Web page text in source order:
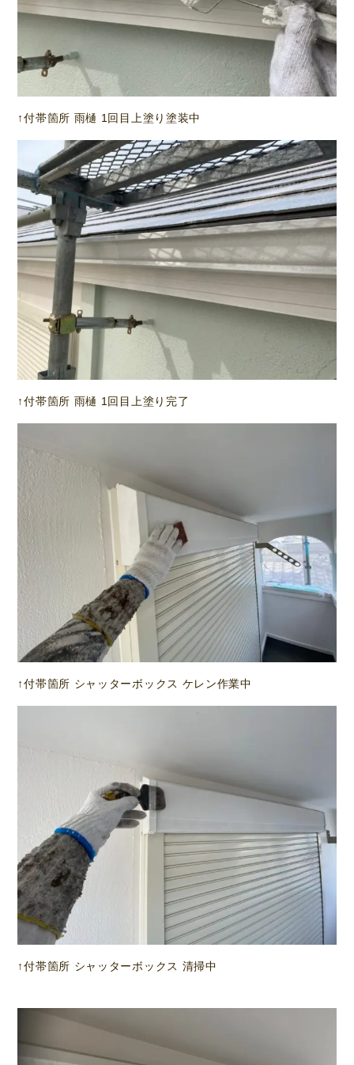
↑付帯箇所 雨樋 1回目上塗り塗装中
↑付帯箇所 雨樋 1回目上塗り完了
↑付帯箇所 シャッターボックス ケレン作業中
↑付帯箇所 シャッターボックス 清掃中